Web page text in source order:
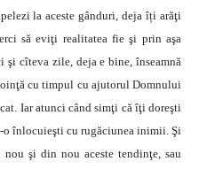
la aceste gânduri, deja îți arăţi
să eviţi realitatea fie şi prin aşa
şi cîteva zile, deja e bine, înseamnă
cu timpul cu ajutorul Domnului
Iar atunci când simţi că îţi doreşti
o înlocuieşti cu rugăciunea inimii. Şi
şi din nou aceste tendinţe, sau